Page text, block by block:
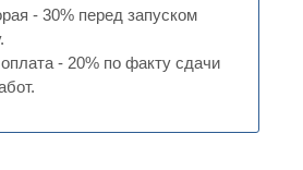
- 30% перед запуском
- 20% по факту сдачи